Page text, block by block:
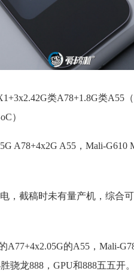
类A78+1.8G类A55
）
A78+4x2G A55，Mali-
，截稿时未有量产机，综合
A77+4x2.05G的A55，Mali-
骁龙888，GPU和888五五开